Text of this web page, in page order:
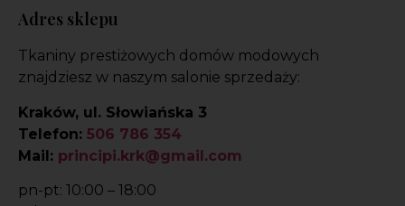
Adres sklepu
Tkaniny prestiżowych domów modowych
znajdziesz w naszym salonie sprzedaży:
Kraków, ul. Słowiańska 3
Telefon: 506 786 354
Mail: principi.krk@gmail.com
pn-pt: 10:00 – 18:00